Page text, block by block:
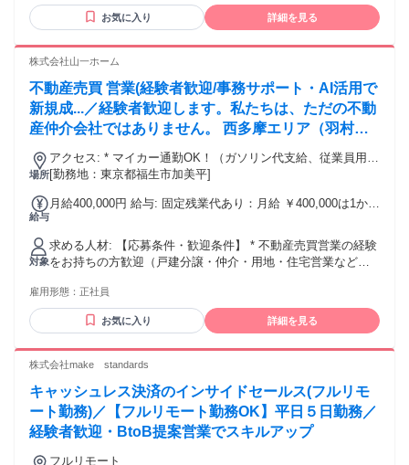
迎！ ー・ー・ー・ー・ー・ー・ー・ー・ー・ー ＜ネット環境
における注意事項＞ ご自身のパソコンを使用していただきま
ポートもしますので 安心してご応募ください！ ー・ー・ー・
ー・ー・ー・ー・ー・ー・ー・ー
お気に入り 詳細を見る
株式会社山一ホーム
不動産売買 営業(経験者歓迎/事務サポート・AI活用で
新規成...／経験者歓迎します。私たちは、ただの不動
産仲介会社ではありません。 西多摩エリア（羽村・
青梅・福生・昭島・あきる野・日の出町・瑞穂町）に
根差し、業歴40年。地域の地主様とも長いお付き合
用地の仕入れから開発・造成、設計、建築、販売まで
場所
アクセス: * マイカー通勤OK！（ガソリン代支給、従業員用駐
車場あり） * 交通 ①JR青梅線「福生」駅より徒歩14分
ス「福生第六小学校バス停（福13）」より徒歩3分 ②JR青梅
[勤務地：東京都福生市加美平]
給与
月給400,000円 給与: 固定残業代あり：月給 ￥400,000は1か月
間を超える残業代は追加で支給する。 物件の成約1件ごとにイ
ンセンティブあり 賞与 年二回 社宅完備 JR青梅線小作駅
徒歩２分 １LDK 築３年 JR青梅線羽村駅徒歩７分 ２
LDK JR中央線三鷹駅徒歩７分 ２LDK
対象
求める人材: 【応募条件・歓迎条件】 * 不動産売買営業の経験
をお持ちの方歓迎（戸建分譲・仲介・用地・住宅営業など） *
志向をお持ちの方を歓迎します】 * 売買契約、重要事項説
明、住宅ローン、資金計画などの流れを理解している方 * 反
響対応から商談、契約、引渡しまで、お客様と丁寧に向き合
負担を抑えながら新規成約に集中し、より高い成果と収入を
しながら、効率よく営業成果を伸ばしたい方 * チームワーク
を大切にし、仲間と協力して最高の成果を目指せる方 これま
で培ってきた不動産売買の経験を、山一ホームの自社分譲ブ
ランド、地域基盤、業務効率化の仕組みの中でさらに伸ばし
てください。ご応募を、心よりお待ちしております。
雇用形態： 正社員
お気に入り 詳細を見る
株式会社make standards
キャッシュレス決済のインサイドセールス(フルリモ
ート勤務)／【フルリモート勤務OK】平日５日勤務／
経験者歓迎・BtoB提案営業でスキルアップ
フルリモート